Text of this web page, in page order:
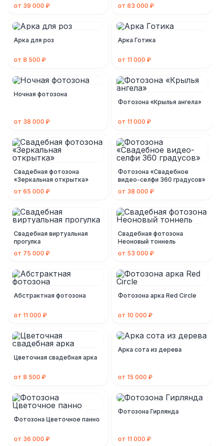
от 39 000 ₽
от 63 000 ₽
Арка для роз
от 8 500 ₽
Арка Готика
от 11 000 ₽
Ночная фотозона
от 38 000 ₽
Фотозона «Крылья ангела»
от 11 000 ₽
Свадебная фотозона
«Зеркальная открытка»
от 65 000 ₽
Фотозона «Свадебное
видео-селфи 360 градусов»
от 38 000 ₽
Свадебная виртуальная
прогулка
от 75 000 ₽
Свадебная фотозона
Неоновый тоннель
от 53 000 ₽
Абстрактная фотозона
от 11 000 ₽
Фотозона арка Red Circle
от 10 000 ₽
Цветочная свадебная арка
от 8 500 ₽
Арка сота из дерева
от 15 000 ₽
Фотозона Цветочное панно
от 36 000 ₽
Фотозона Гирлянда
от 11 000 ₽